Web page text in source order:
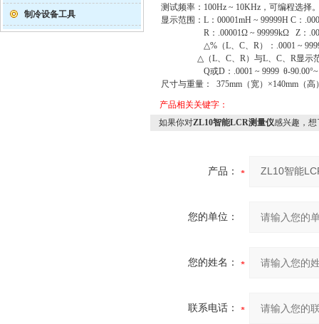
制冷设备工具
测试频率：100Hz ~ 10KHz，可编程选择
显示范围：L：00001mH ~ 99999H C：
R：.00001Ω ~ 99999kΩ Z：
△%（L、C、R）：.0001 ~
△（L、C、R）与L、C、R显示范
Q或D：.0001 ~ 9999 θ-90.00°~
尺寸与重量： 375mm（宽）×140mm（
产品相关关键字：
如果你对ZL10智能LCR测量仪感兴趣，
产品：
您的单位：
您的姓名：
联系电话：